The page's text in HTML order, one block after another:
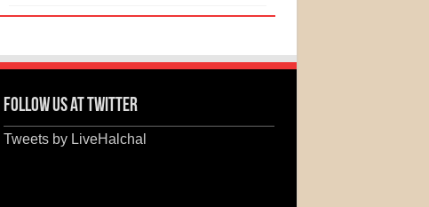
Follow us at Twitter
Tweets by LiveHalchal